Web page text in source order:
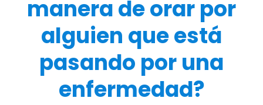
manera de orar por
alguien que está
pasando por una
enfermedad?